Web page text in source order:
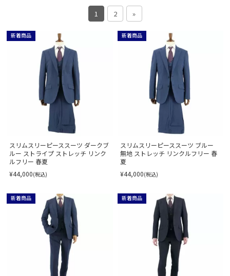
1 2 »
新着商品
スリムスリーピーススーツ ダークブ
ルー ストライプ ストレッチ リンク
ルフリー 春夏
¥44,000(税込)
新着商品
スリムスリーピーススーツ ブルー
無地 ストレッチ リンクルフリー 春
夏
¥44,000(税込)
新着商品 新着商品